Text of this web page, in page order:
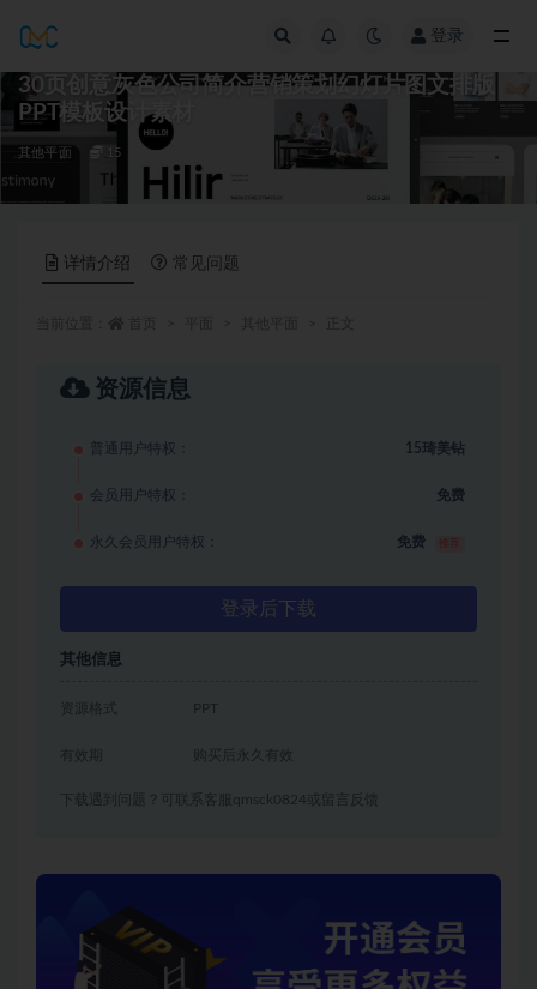
登录
30页创意灰色公司简介营销策划幻灯片图文排版
PPT模板设计素材
其他平面 15
详情介绍 常见问题
资源信息
普通用户特权： 15琦美钻
会员用户特权： 免费
永久会员用户特权： 免费
登录后下载
其他信息
资源格式
有效期 购买后永久有效
下载遇到问题？可联系客服qmsck0824或留言反馈